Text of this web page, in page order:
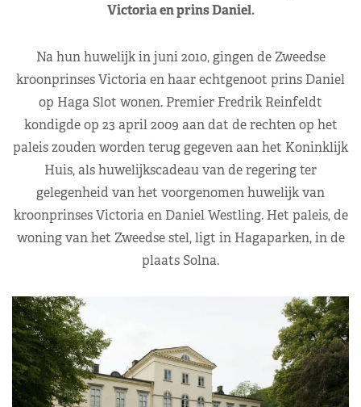
Victoria en prins Daniel.
Na hun huwelijk in juni 2010, gingen de Zweedse
kroonprinses Victoria en haar echtgenoot prins Daniel
op Haga Slot wonen. Premier Fredrik Reinfeldt
kondigde op 23 april 2009 aan dat de rechten op het
paleis zouden worden terug gegeven aan het Koninklijk
Huis, als huwelijkscadeau van de regering ter
gelegenheid van het voorgenomen huwelijk van
kroonprinses Victoria en Daniel Westling. Het paleis, de
woning van het Zweedse stel, ligt in Hagaparken, in de
plaats Solna.